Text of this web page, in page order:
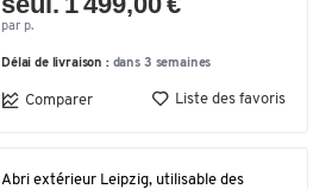
par p.
Délai de livraison : dans 3 semaines
Comparer Liste des favoris
Abri extérieur Leipzig, utilisable des